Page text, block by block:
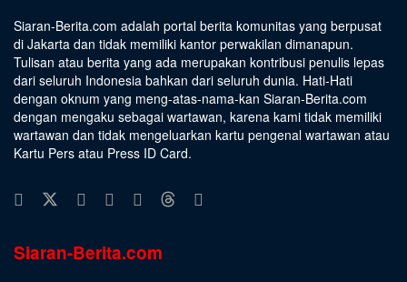
Siaran-Berita.com adalah portal berita komunitas yang berpusat
di Jakarta dan tidak memiliki kantor perwakilan dimanapun.
Tulisan atau berita yang ada merupakan kontribusi penulis lepas
dari seluruh Indonesia bahkan dari seluruh dunia. Hati-Hati
dengan oknum yang meng-atas-nama-kan Siaran-Berita.com
dengan mengaku sebagai wartawan, karena kami tidak memiliki
wartawan dan tidak mengeluarkan kartu pengenal wartawan atau
Kartu Pers atau Press ID Card.
Siaran-Berita.com